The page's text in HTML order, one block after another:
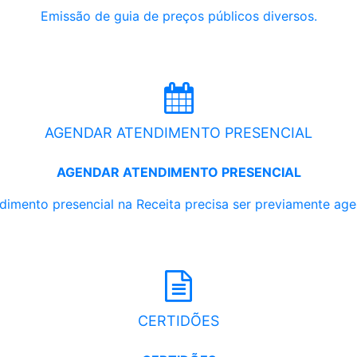
Emissão de guia de preços públicos diversos.
AGENDAR ATENDIMENTO PRESENCIAL
AGENDAR ATENDIMENTO PRESENCIAL
presencial na Receita precisa ser previamente
CERTIDÕES